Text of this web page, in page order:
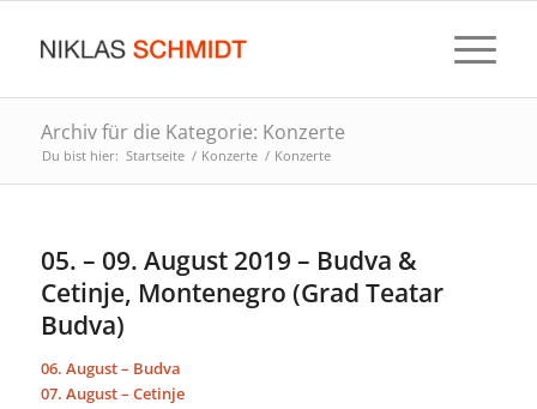
Archiv für die Kategorie: Konzerte
Du bist hier: Startseite / Konzerte / Konzerte
05. – 09. August 2019 – Budva &
Cetinje, Montenegro (Grad Teatar
Budva)
06. August – Budva
07. August – Cetinje